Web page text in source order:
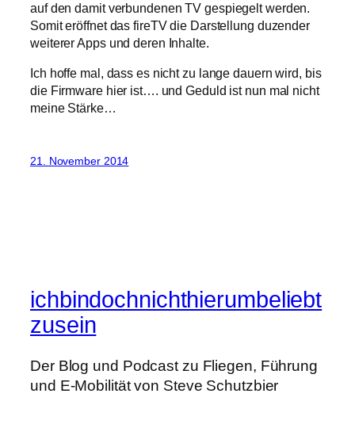
auf den damit verbundenen TV gespiegelt werden.
Somit eröffnet das fireTV die Darstellung duzender
weiterer Apps und deren Inhalte.
Ich hoffe mal, dass es nicht zu lange dauern wird, bis
die Firmware hier ist…. und Geduld ist nun mal nicht
meine Stärke…
21. November 2014
ichbindochnichthierumbeliebt
zusein
Der Blog und Podcast zu Fliegen, Führung
und E-Mobilität von Steve Schutzbier